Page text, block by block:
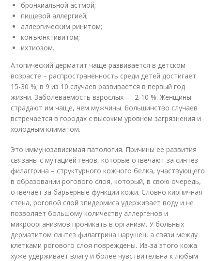
бронхиальной астмой;
пищевой аллергией;
аллергическим ринитом;
конъюнктивитом;
ихтиозом.
Атопический дерматит чаще развивается в детском
возрасте – распространенность среди детей достигает
15-30 %; в 9 из 10 случаев развивается в первый год
жизни. Заболеваемость взрослых — 2-10 %. Женщины
страдают им чаще, чем мужчины. Большинство случаев
встречается в городах с высоким уровнем загрязнения и
холодным климатом.
Это иммунозависимая патология. Причины ее развития
связаны с мутацией генов, которые отвечают за синтез
филаггрина – структурного кожного белка, участвующего
в образовании рогового слоя, который, в свою очередь,
отвечает за барьерные функции кожи. Словно кирпичная
стена, роговой слой эпидермиса удерживает воду и не
позволяет большому количеству аллергенов и
микроорганизмов проникать в организм. У больных
дерматитом синтез филаггрина нарушен, а связи между
клетками рогового слоя повреждены. Из-за этого кожа
хуже удерживает влагу и более чувствительна к любым